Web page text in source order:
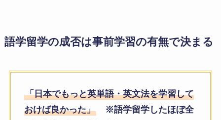
語学留学の成否は事前学習の有無で決まる
「日本でもっと英単語・英文法を学習して
おけば良かった」
※語学留学したほぼ全